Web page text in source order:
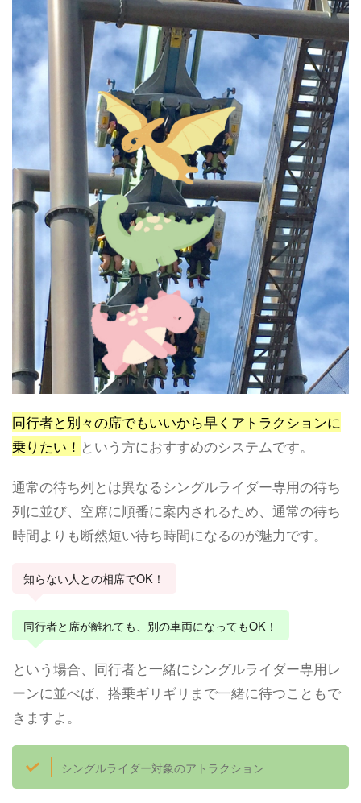
同行者と別々の席でもいいから早くアトラクションに
乗りたい！ という方におすすめのシステムです。
通常の待ち列とは異なるシングルライダー専用の待ち
列に並び、空席に順番に案内されるため、通常の待ち
時間よりも断然短い待ち時間になるのが魅力です。
知らない人との相席でOK！
同行者と席が離れても、別の車両になってもOK！
という場合、同行者と一緒にシングルライダー専用レ
ーンに並べば、搭乗ギリギリまで一緒に待つこともで
きますよ。
シングルライダー対象のアトラクション